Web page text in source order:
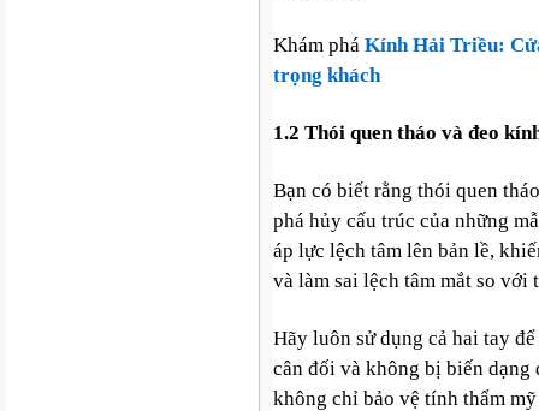
Khám phá Kính Hải Triều:
trọng khách
1.2 Thói quen tháo và đeo
Bạn có biết rằng thói quen
phá hủy cấu trúc của những
áp lực lệch tâm lên bản lề,
và làm sai lệch tâm mắt so với
Hãy luôn sử dụng cả hai tay
cân đối và không bị biến dạng
không chỉ bảo vệ tính thẩm